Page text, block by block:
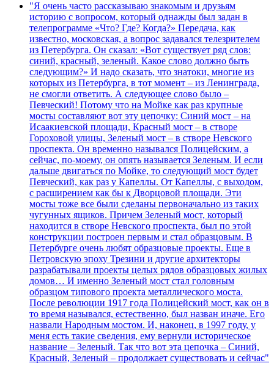
"Я очень часто рассказываю знакомым и друзьям
историю с вопросом, который однажды был задан в
телепрограмме «Что? Где? Когда?» Передача, как
известно, московская, а вопрос задавался телезрителем
из Петербурга. Он сказал: «Вот существует ряд слов:
синий, красный, зеленый. Какое слово должно быть
следующим?» И надо сказать, что знатоки, многие из
которых из Петербурга, в тот момент – из Ленинграда,
не смогли ответить. А следующее слово было –
Певческий! Потому что на Мойке как раз крупные
мосты составляют вот эту цепочку: Синий мост – на
Исаакиевской площади, Красный мост – в створе
Гороховой улицы, Зеленый мост – в створе Невского
проспекта. Он временно назывался Полицейским, а
сейчас, по-моему, он опять называется Зеленым. И если
дальше двигаться по Мойке, то следующий мост будет
Певческий, как раз у Капеллы. От Капеллы, с выходом,
с расширением как бы к Дворцовой площади. Эти
мосты тоже все были сделаны первоначально из таких
чугунных ящиков. Причем Зеленый мост, который
находится в створе Невского проспекта, был по этой
конструкции построен первым и стал образцовым. В
Петербурге очень любят образцовые проекты. Еще в
Петровскую эпоху Трезини и другие архитекторы
разрабатывали проекты целых рядов образцовых жилых
домов… И именно Зеленый мост стал головным
образцом типового проекта металлического моста.
После революции 1917 года Полицейский мост, как он в
то время назывался, естественно, был назван иначе. Его
назвали Народным мостом. И, наконец, в 1997 году, у
меня есть такие сведения, ему вернули историческое
название – Зеленый. Так что вот эта цепочка – Синий,
Красный, Зеленый – продолжает существовать и сейчас"